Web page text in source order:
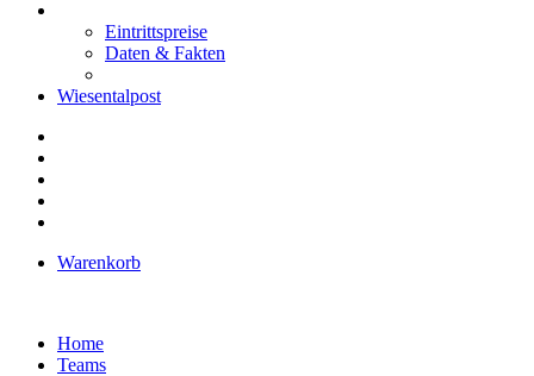
Eintrittspreise
Daten & Fakten
Wiesentalpost
Warenkorb
Home
Teams